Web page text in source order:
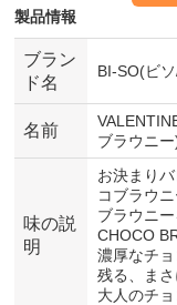
製品情報
ブラン
ド名
BI-SO(ビ
名前
ブラウニー
味の説
明
お決まり
コブラウニ
ブラウニ
CHOCO
濃厚なチ
残る、ま
大人のチ